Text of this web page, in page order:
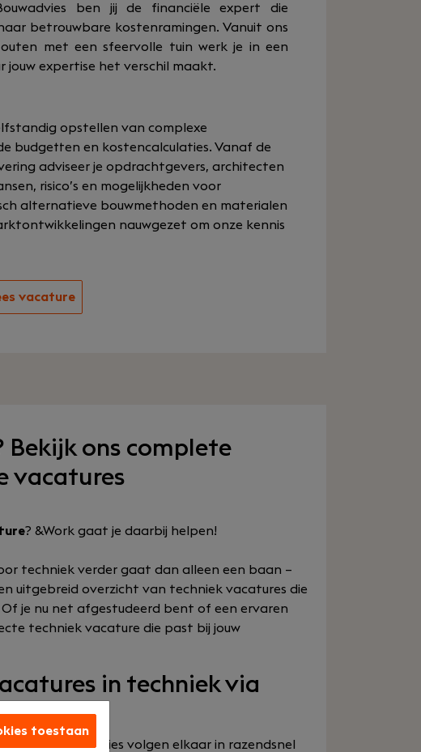
ben jij de financiële expert die
betrouwbare kostenramingen. Vanuit ons
met een sfeervolle tuin werk je in een
expertise het verschil maakt.
opstellen van complexe
budgetten en kostencalculaties. Vanaf de
adviseer je opdrachtgevers, architecten
risico’s en mogelijkheden voor
alternatieve bouwmethoden en materialen
nauwgezet om onze kennis
vacature
Bekijk ons complete
vacatures
? &Work gaat je daarbij helpen!
techniek verder gaat dan alleen een baan –
uitgebreid overzicht van techniek vacatures die
je nu net afgestudeerd bent of een ervaren
techniek vacature die past bij jouw
in techniek via
Innovaties volgen elkaar in razendsnel
toestaan